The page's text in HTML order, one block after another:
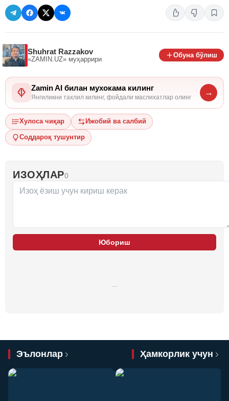
Shuhrat Razzakov
«ZAMIN.UZ» муҳаррири
Обуна бўлиш
Zamin AI билан мухокама килинг
Янгиликни тахлил килинг, фойдали маслихатлар олинг
→
Хулоса чиқар Ижобий ва салбий
Соддароқ тушунтир
ИЗОҲЛАР0
Юбориш
Эълонлар Ҳамкорлик учун